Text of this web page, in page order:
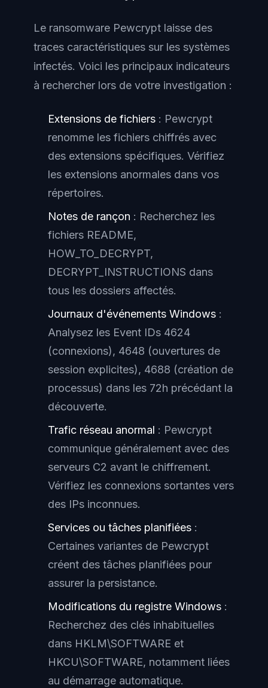
Le ransomware Pewcrypt laisse des
traces caractéristiques sur les systèmes
infectés. Voici les principaux indicateurs
à rechercher lors de votre investigation :
Extensions de fichiers : Pewcrypt
renomme les fichiers chiffrés avec
des extensions spécifiques. Vérifiez
les extensions anormales dans vos
répertoires.
Notes de rançon : Recherchez les
fichiers README,
HOW_TO_DECRYPT,
DECRYPT_INSTRUCTIONS dans
tous les dossiers affectés.
Journaux d'événements Windows :
Analysez les Event IDs 4624
(connexions), 4648 (ouvertures de
session explicites), 4688 (création de
processus) dans les 72h précédant la
découverte.
Trafic réseau anormal : Pewcrypt
communique généralement avec des
serveurs C2 avant le chiffrement.
Vérifiez les connexions sortantes vers
des IPs inconnues.
Services ou tâches planifiées :
Certaines variantes de Pewcrypt
créent des tâches planifiées pour
assurer la persistance.
Modifications du registre Windows :
Recherchez des clés inhabituelles
dans HKLM\SOFTWARE et
HKCU\SOFTWARE, notamment liées
au démarrage automatique.